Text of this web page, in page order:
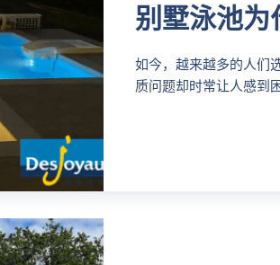
别墅泳池为
如今，越来越多的人们
质问题却时常让人感到